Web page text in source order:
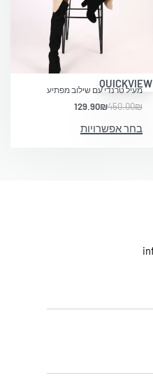
-71% OFF
QUICKVIEW
מעיל טרנדי עם שילוב מפתיע
450.00₪
129.90₪
בחר אפשרויות